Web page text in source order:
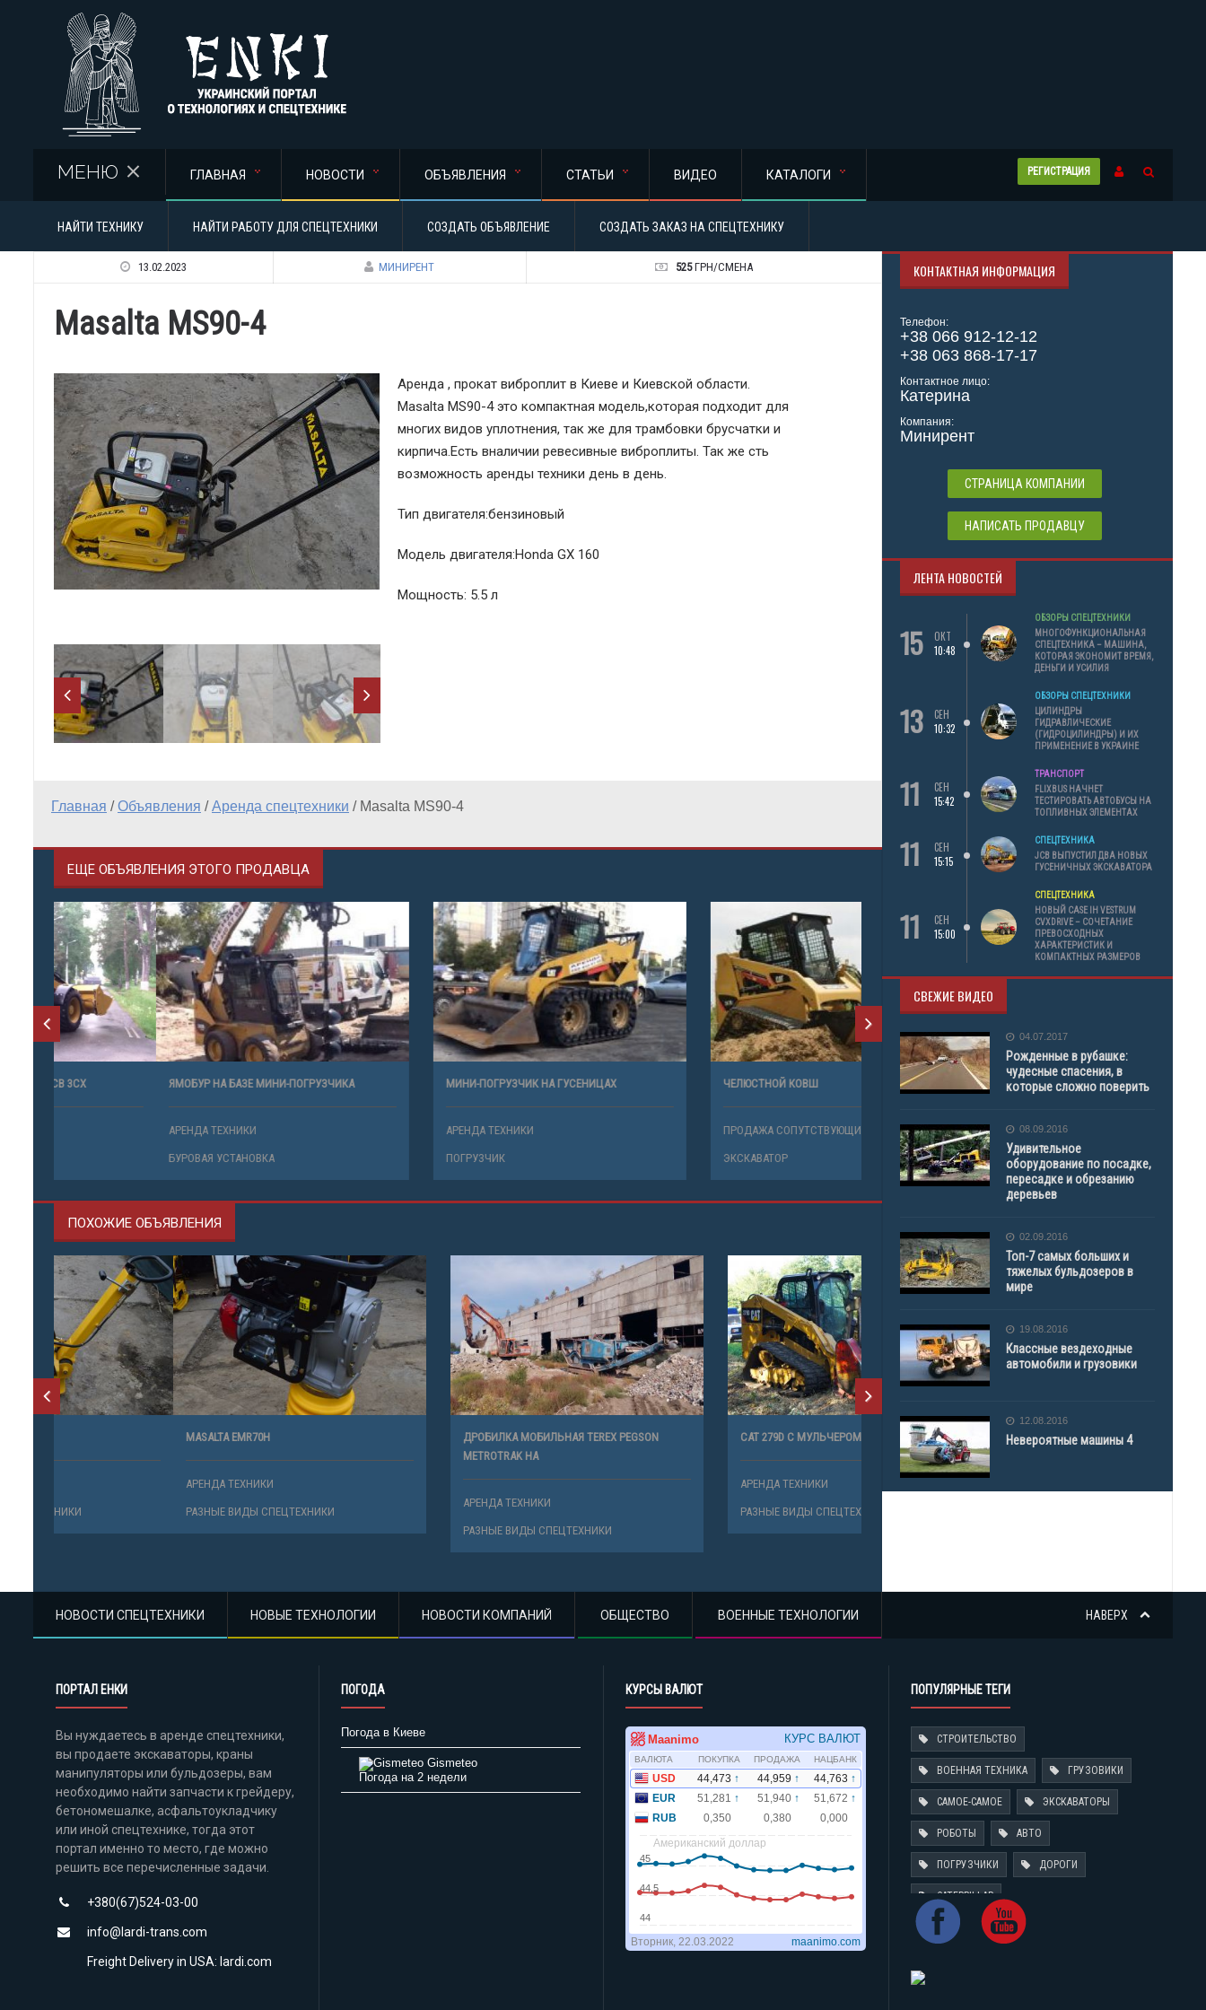
РЕГИСТРАЦИЯ
МЕНЮ ГЛАВНАЯ НОВОСТИ ОБЪЯВЛЕНИЯ СТАТЬИ ВИДЕО КАТАЛОГИ
НАЙТИ ТЕХНИКУ НАЙТИ РАБОТУ ДЛЯ СПЕЦТЕХНИКИ СОЗДАТЬ ОБЪЯВЛЕНИЕ СОЗДАТЬ ЗАКАЗ НА СПЕЦТЕХНИКУ
13.02.2023 МИНИРЕНТ 525 ГРН/СМЕНА
Masalta MS90-4
Аренда , прокат виброплит в Киеве и Киевской области.
Masalta MS90-4 это компактная модель,которая подходит для
многих видов уплотнения, так же для трамбовки брусчатки и
кирпича.Есть вналичии ревесивные виброплиты. Так же сть
возможность аренды техники день в день.
Тип двигателя:бензиновый
Модель двигателя:Honda GX 160
Мощность: 5.5 л
Главная /Объявления /Аренда спецтехники / Masalta MS90-4
ЕЩЕ ОБЪЯВЛЕНИЯ ЭТОГО ПРОДАВЦА
ЯМОБУР НА БАЗЕ МИНИ-ПОГРУЗЧИКА
БУРОВАЯ УСТАНОВКА
МИНИ-ПОГРУЗЧИК НА ГУСЕНИЦАХ
ПРОДАЖА СОПУТСТВУЮЩИХ ТОВАРОВ
ПОХОЖИЕ ОБЪЯВЛЕНИЯ
РАЗНЫЕ ВИДЫ СПЕЦТЕХНИКИ
ДРОБИЛКА МОБИЛЬНАЯ TEREX PEGSON
РАЗНЫЕ ВИДЫ СПЕЦТЕХНИКИ
CAT 279D С МУЛЬЧЕРОМ
АРЕНДА ТЕХНИКИ
РАЗНЫЕ ВИДЫ СПЕЦТЕХНИКИ
КОНТАКТНАЯ ИНФОРМАЦИЯ
Телефон:
+38 066 912-12-12
+38 063 868-17-17
Контактное лицо:
Катерина
Компания:
Минирент
СТРАНИЦА КОМПАНИИ
НАПИСАТЬ ПРОДАВЦУ
ЛЕНТА НОВОСТЕЙ
15
ОКТ
10:48
ОБЗОРЫ СПЕЦТЕХНИКИ
МНОГОФУНКЦИОНАЛЬНАЯ
СПЕЦТЕХНИКА – МАШИНА,
КОТОРАЯ ЭКОНОМИТ ВРЕМЯ,
ДЕНЬГИ И УСИЛИЯ
13
СЕН
10:32
ОБЗОРЫ СПЕЦТЕХНИКИ
ЦИЛИНДРЫ
ГИДРАВЛИЧЕСКИЕ
(ГИДРОЦИЛИНДРЫ) И ИХ
ПРИМЕНЕНИЕ В УКРАИНЕ
11
СЕН
15:42
ТРАНСПОРТ
FLIXBUS НАЧНЕТ
ТЕСТИРОВАТЬ АВТОБУСЫ НА
ТОПЛИВНЫХ ЭЛЕМЕНТАХ
11
СЕН
15:15
СПЕЦТЕХНИКА
JCB ВЫПУСТИЛ ДВА НОВЫХ
ГУСЕНИЧНЫХ ЭКСКАВАТОРА
11
СЕН
15:00
СПЕЦТЕХНИКА
НОВЫЙ CASE IH VESTRUM
CVXDRIVE – СОЧЕТАНИЕ
ПРЕВОСХОДНЫХ
ХАРАКТЕРИСТИК И
КОМПАКТНЫХ РАЗМЕРОВ
СВЕЖИЕ ВИДЕО
04.07.2017
Рожденные в рубашке:
чудесные спасения, в
которые сложно поверить
08.09.2016
Удивительное
оборудование по посадке,
пересадке и обрезанию
деревьев
02.09.2016
Топ-7 самых больших и
тяжелых бульдозеров в
мире
19.08.2016
Классные вездеходные
автомобили и грузовики
12.08.2016
Невероятные машины 4
НАВЕРХ
НОВОСТИ СПЕЦТЕХНИКИ НОВЫЕ ТЕХНОЛОГИИ НОВОСТИ КОМПАНИЙ ОБЩЕСТВО ВОЕННЫЕ ТЕХНОЛОГИИ
ПОРТАЛ ЕНКИ
Вы нуждаетесь в аренде спецтехники,
вы продаете экскаваторы, краны
манипуляторы или бульдозеры, вам
необходимо найти запчасти к грейдеру,
бетономешалке, асфальтоукладчику
или иной спецтехнике, тогда этот
портал именно то место, где можно
решить все перечисленные задачи.
+380(67)524-03-00
info@lardi-trans.com
Freight Delivery in USA: lardi.com
ПОГОДА
Погода в Киеве
Gismeteo
Погода на 2 недели
КУРСЫ ВАЛЮТ ПОПУЛЯРНЫЕ ТЕГИ
СТРОИТЕЛЬСТВО
ВОЕННАЯ ТЕХНИКА ГРУЗОВИКИ
САМОЕ-САМОЕ ЭКСКАВАТОРЫ
РОБОТЫ АВТО
ПОГРУЗЧИКИ ДОРОГИ
CATERPILLAR